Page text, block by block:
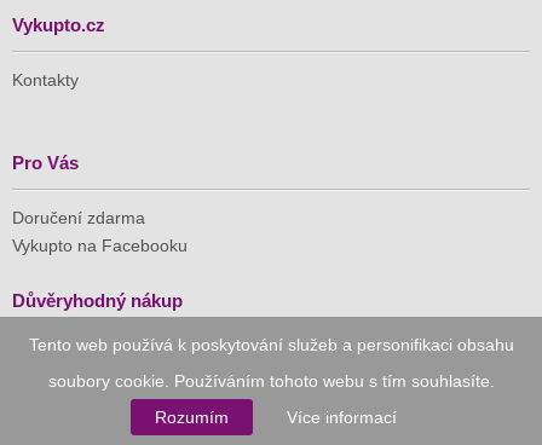
Tento web používá k poskytování služeb a personifikaci obsahu
soubory cookie. Používáním tohoto webu s tím souhlasíte.
Rozumím
Více informací
Vykupto.cz
Kontakty
Pro Vás
Doručení zdarma
Vykupto na Facebooku
Důvěryhodný nákup
komerci (APEK)